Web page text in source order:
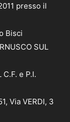
presso il
Bisci
SUL
e P.I.
Via VERDI, 3